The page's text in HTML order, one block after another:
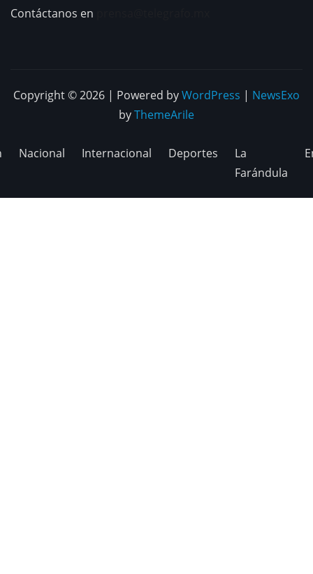
Contáctanos en
Copyright © 2026 | Powered byWordPress | NewsExo
byThemeArile
Nacional Internacional Deportes
La
Farándula